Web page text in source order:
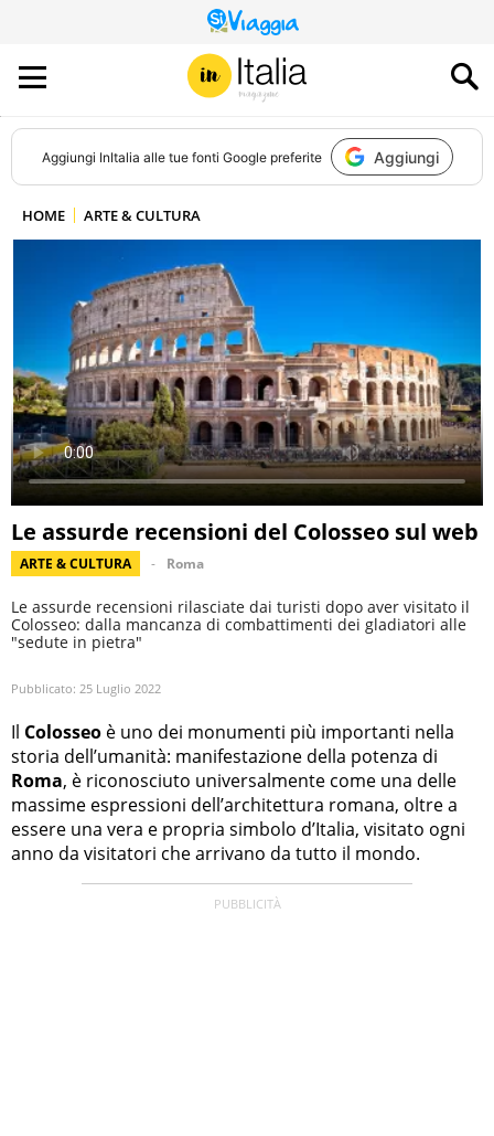
QUESTO
SITO
CONTRIBUISCE
ALL’AUDIENCE
DI
Aggiungi InItalia alle tue fonti Google preferite Aggiungi
HOME ARTE & CULTURA
Le assurde recensioni del Colosseo sul web
ARTE & CULTURA Roma
Le assurde recensioni rilasciate dai turisti dopo aver visitato il
Colosseo: dalla mancanza di combattimenti dei gladiatori alle
"sedute in pietra"
Pubblicato: 25 Luglio 2022
Il Colosseo è uno dei monumenti più importanti nella
storia dell’umanità: manifestazione della potenza di
Roma, è riconosciuto universalmente come una delle
massime espressioni dell’architettura romana, oltre a
essere una vera e propria simbolo d’Italia, visitato ogni
anno da visitatori che arrivano da tutto il mondo.